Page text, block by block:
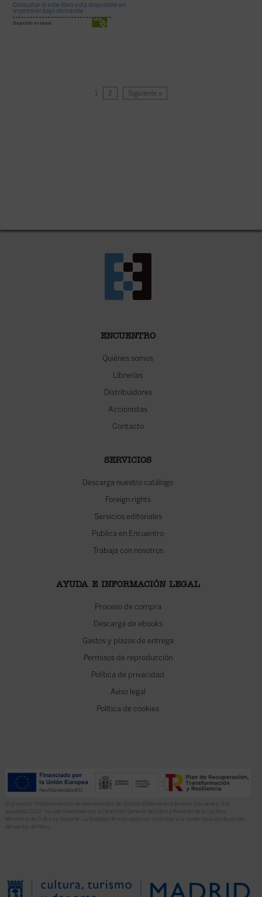
Consultar si este libro está disponible en
impresión bajo demanda
disponible en ebook:
1 2 Siguiente »
ENCUENTRO
Quiénes somos
Librerías
Distribuidores
Accionistas
Contacto
SERVICIOS
Descarga nuestro catálogo
Foreign rights
Servicios editoriales
Publica en Encuentro
Trabaja con nosotros
AYUDA E INFORMACIÓN LEGAL
Proceso de compra
Descarga de ebooks
Gastos y plazos de entrega
Permisos de reproducción
Política de privacidad
Aviso legal
Política de cookies
El proyecto “Implementación de herramientas de Gestión Editorial en Ediciones Encuentro, S.A.
anualidad 2022” ha sido financiado por la Dirección General del Libro y Fomento de la Lectura,
Ministerio de Cultura y Deporte. La finalidad de este apoyo es contribuir a la modernización de pymes
del sector del libro.